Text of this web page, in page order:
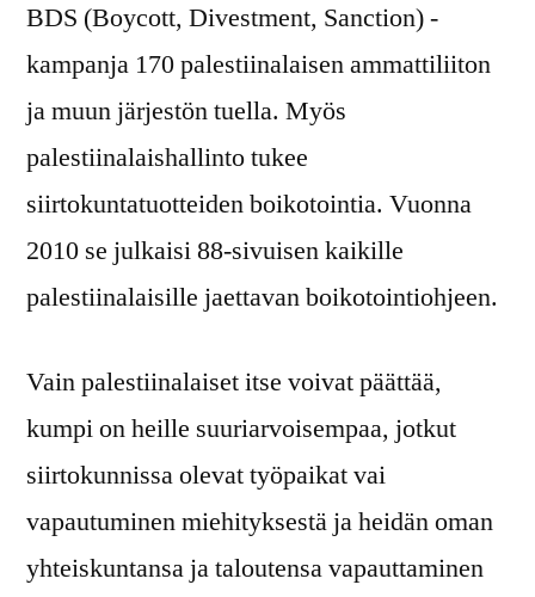
BDS (Boycott, Divestment, Sanction) -
kampanja 170 palestiinalaisen ammattiliiton
ja muun järjestön tuella. Myös
palestiinalaishallinto tukee
siirtokuntatuotteiden boikotointia. Vuonna
2010 se julkaisi 88-sivuisen kaikille
palestiinalaisille jaettavan boikotointiohjeen.
Vain palestiinalaiset itse voivat päättää,
kumpi on heille suuriarvoisempaa, jotkut
siirtokunnissa olevat työpaikat vai
vapautuminen miehityksestä ja heidän oman
yhteiskuntansa ja taloutensa vapauttaminen